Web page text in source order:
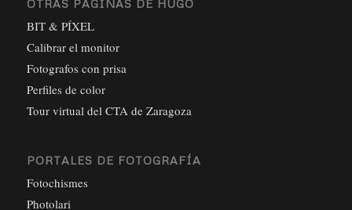
OTRAS PÁGINAS DE HUGO
BIT & PÍXEL
Calibrar el monitor
Fotografos con prisa
Perfiles de color
Tour virtual del CTA de Zaragoza
PORTALES DE FOTOGRAFÍA
Fotochismes
Photolari